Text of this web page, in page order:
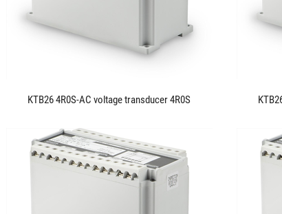
KTB26 4R0S-AC voltage transducer 4R0S